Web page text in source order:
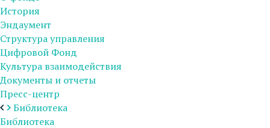
История
Эндаумент
Структура управления
Цифровой Фонд
Культура взаимодействия
Документы и отчеты
Пресс-центр
Библиотека
Библиотека